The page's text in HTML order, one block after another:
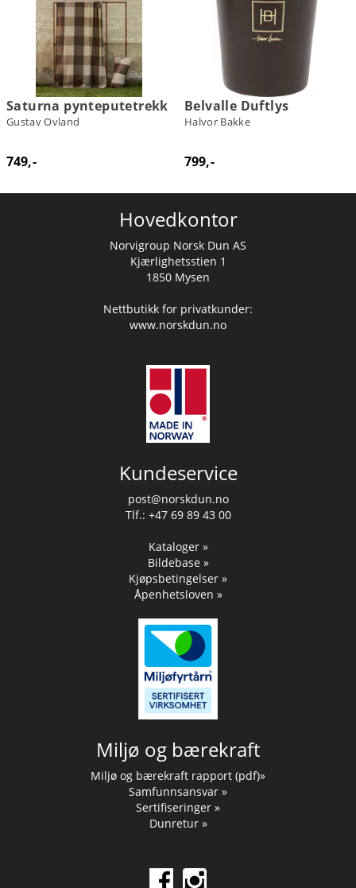
Saturna pynteputetrekk
Gustav Ovland
749,-
Belvalle Duftlys
Halvor Bakke
799,-
Hovedkontor
Norvigroup Norsk Dun AS
Kjærlighetsstien 1
1850 Mysen
Nettbutikk for privatkunder:
www.norskdun.no
Kundeservice
post@norskdun.no
Tlf.: +47 69 89 43 00
Kataloger »
Bildebase »
Kjøpsbetingelser »
Åpenhetsloven »
Miljø og bærekraft
Miljø og bærekraft rapport (pdf)»
Samfunnsansvar »
Sertifiseringer »
Dunretur »